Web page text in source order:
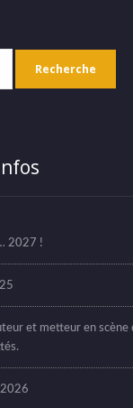
2027 !
et metteur en scène
2026